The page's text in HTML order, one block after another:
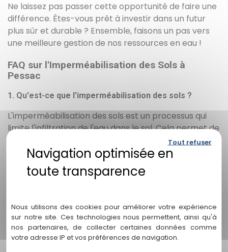
Ne laissez pas passer cette opportunité de faire une
différence. Êtes-vous prêt à investir dans un futur
plus sûr et durable ? Ensemble, faisons un pas vers
une meilleure gestion de nos ressources en eau !
FAQ sur l'Imperméabilisation des Sols à
Pessac
1. Qu'est-ce que l'imperméabilisation des sols ?
L'imperméabilisation des sols est un processus qui
limite l'infiltration de l'eau dans le sol. Cela permet de
gérer efficacement les eaux pluviales et de protéger
les nappes phréatiques en empêchant la
contamination par des polluants.
Pessac, avec son climat variable, est susceptible aux
inondations. En imperméabilisant les sols, on réduit le
risque d'accumulation d'eau en surface et on
Nous utilisons des cookies pour améliorer votre expérience
sur notre site. Ces technologies nous permettent, ainsi qu'à
nos partenaires, de collecter certaines données comme
votre adresse IP et vos préférences de navigation.
Tout refuser